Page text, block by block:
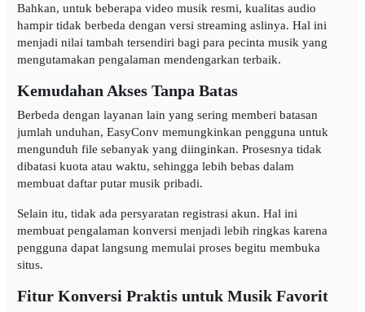
Bahkan, untuk beberapa video musik resmi, kualitas audio
hampir tidak berbeda dengan versi streaming aslinya. Hal ini
menjadi nilai tambah tersendiri bagi para pecinta musik yang
mengutamakan pengalaman mendengarkan terbaik.
Kemudahan Akses Tanpa Batas
Berbeda dengan layanan lain yang sering memberi batasan
jumlah unduhan, EasyConv memungkinkan pengguna untuk
mengunduh file sebanyak yang diinginkan. Prosesnya tidak
dibatasi kuota atau waktu, sehingga lebih bebas dalam
membuat daftar putar musik pribadi.
Selain itu, tidak ada persyaratan registrasi akun. Hal ini
membuat pengalaman konversi menjadi lebih ringkas karena
pengguna dapat langsung memulai proses begitu membuka
situs.
Fitur Konversi Praktis untuk Musik Favorit